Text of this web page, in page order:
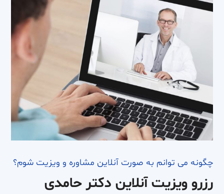
چگونه می توانم به صورت آنلاین مشاوره و ویزیت شوم؟
رزرو ویزیت آنلاین دکتر حامدی